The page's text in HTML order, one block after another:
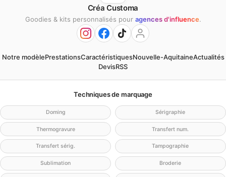
Créa Customa
Goodies & kits personnalisés pour agences d'influence.
Notre modèlePrestationsCaractéristiquesNouvelle-AquitaineActualités
DevisRSS
Techniques de marquage
Doming Sérigraphie
Thermogravure Transfert num.
Transfert sérig. Tampographie
Sublimation Broderie